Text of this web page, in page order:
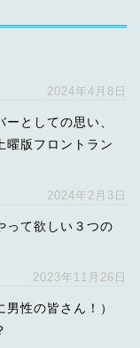
2024年4月8日
としての思い、
曜版フロントラン
2024年2月3日
て欲しい３つの
2023年11月26日
性の皆さん！）